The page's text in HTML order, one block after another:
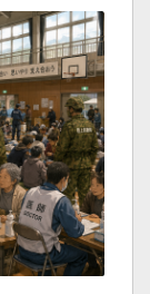
永明，自
。不懂什
新時代習
究了其他事
那就是人
央委員清
和二十一
已有十九
人大代表
三十人。
張又俠與
軍委副主
是台灣。
國民福
，就像二
第二波民
殖民的韓
復節。不
家，開展
右路線競
國家的歷
的國家之
，一九四
，中國國